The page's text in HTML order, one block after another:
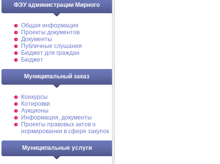
ФЭУ администрации Мирного
Общая информация
Проекты документов
Документы
Публичные слушания
Бюджет для граждан
Бюджет
Муниципальный заказ
Конкурсы
Котировки
Аукционы
Информация, документы
Проекты правовых актов о
нормировании в сфере закупок
Муниципальные услуги